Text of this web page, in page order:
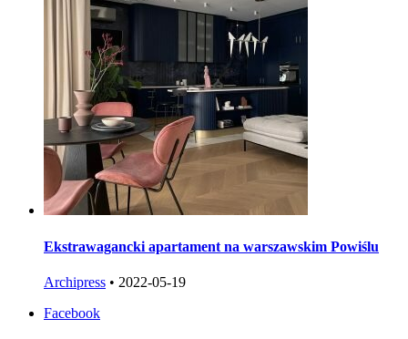
Ekstrawagancki apartament na warszawskim Powiślu
Archipress • 2022-05-19
Facebook